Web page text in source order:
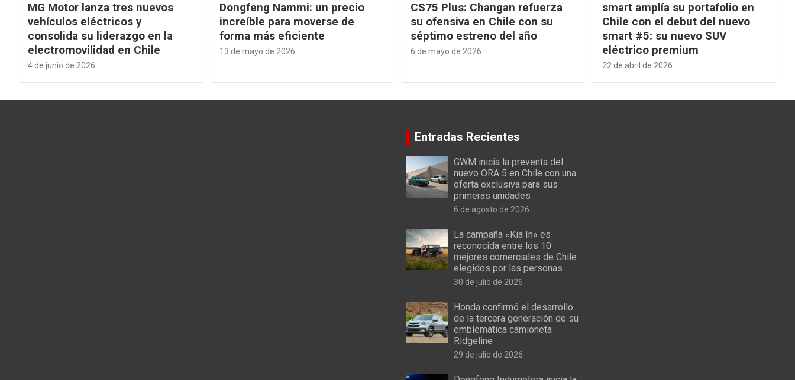
MG Motor lanza tres nuevos
vehículos eléctricos y
consolida su liderazgo en la
electromovilidad en Chile
4 de junio de 2026
Dongfeng Nammi: un precio
increíble para moverse de
forma más eficiente
13 de mayo de 2026
CS75 Plus: Changan refuerza
su ofensiva en Chile con su
séptimo estreno del año
6 de mayo de 2026
smart amplía su portafolio en
Chile con el debut del nuevo
smart #5: su nuevo SUV
eléctrico premium
22 de abril de 2026
Entradas Recientes
GWM inicia la preventa del
nuevo ORA 5 en Chile con una
oferta exclusiva para sus
primeras unidades
6 de agosto de 2026
La campaña «Kia In» es
reconocida entre los 10
mejores comerciales de Chile
elegidos por las personas
30 de julio de 2026
Honda confirmó el desarrollo
de la tercera generación de su
emblemática camioneta
Ridgeline
29 de julio de 2026